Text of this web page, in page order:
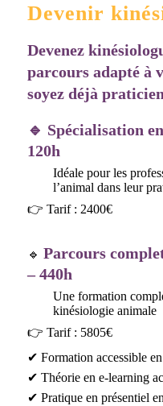
Devenir
Devenez
parcours adapté à
soyez déjà
🔹 Spécialisation
120h
Idéale pour les
l’animal dans leur
👉 Tarif : 2400€
🔹 Parcours
– 440h
Une formation
kinésiologie animale
👉 Tarif : 5805€
✔ Formation accessible
✔ Théorie en e-learning
✔ Pratique en présentiel